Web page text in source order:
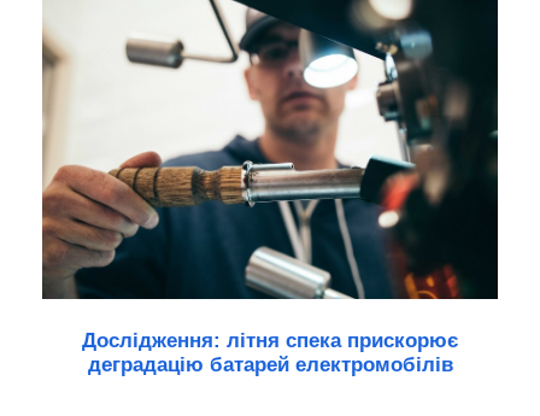
Дослідження: літня спека прискорює
деградацію батарей електромобілів